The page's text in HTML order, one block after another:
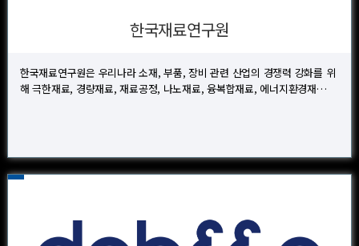
한국재료연구원
한국재료연구원은 우리나라 소재, 부품, 장비 관련 산업의 경쟁력 강화를 위
해 극한재료, 경량재료, 재료공정, 나노재료, 융복합재료, 에너지환경재…